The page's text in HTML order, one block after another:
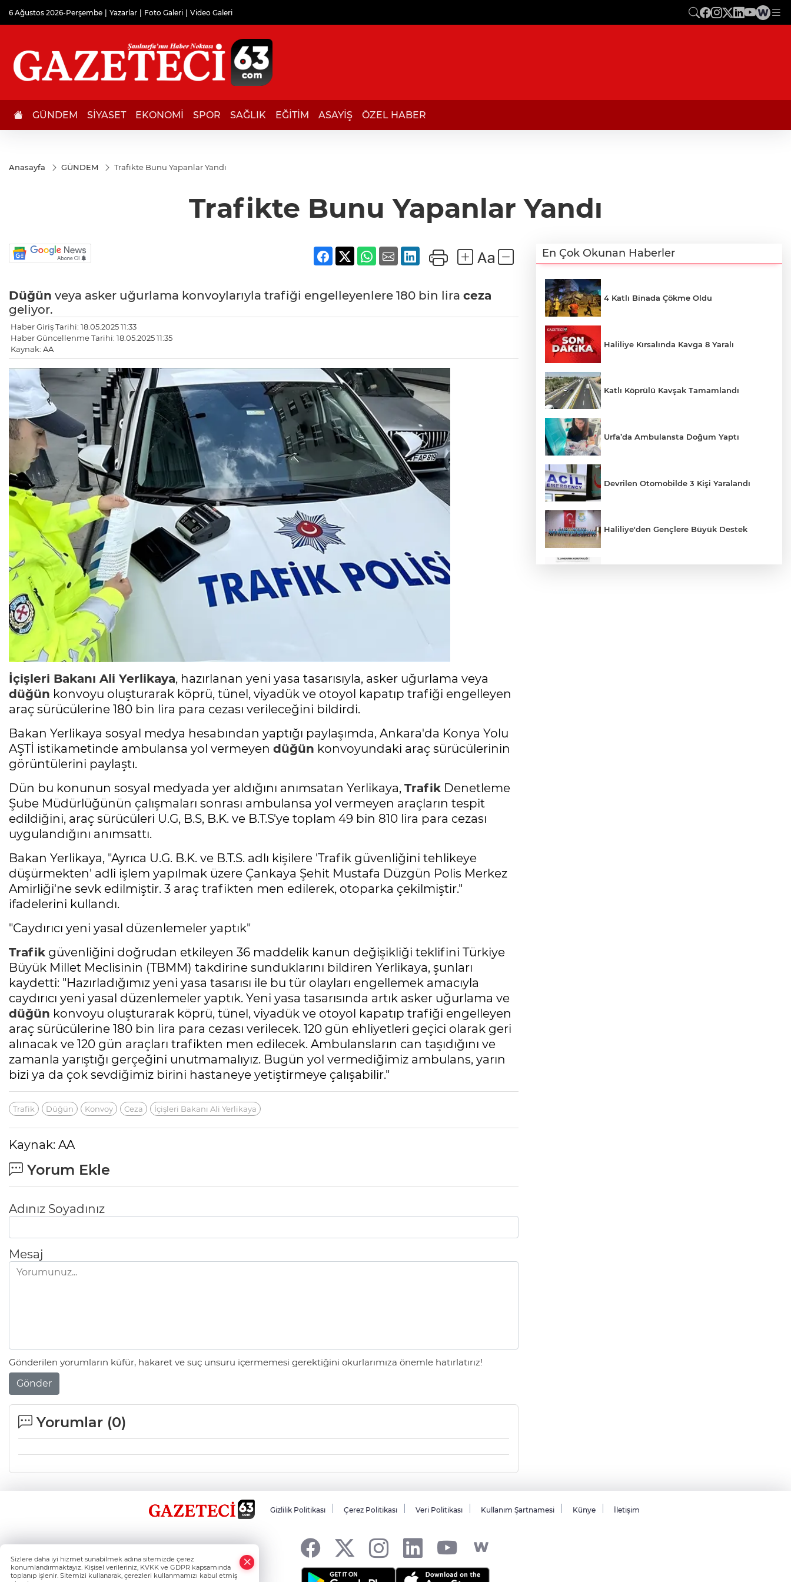
6 Ağustos 2026-Perşembe Yazarlar Foto Galeri Video Galeri
GÜNDEM SİYASET EKONOMİ SPOR SAĞLIK EĞİTİM ASAYİŞ ÖZEL HABER
Anasayfa GÜNDEM Trafikte Bunu Yapanlar Yandı
Trafikte Bunu Yapanlar Yandı
Düğün veya asker uğurlama konvoylarıyla trafiği engelleyenlere 180 bin lira ceza
geliyor.
Haber Giriş Tarihi: 18.05.2025 11:33
Haber Güncellenme Tarihi: 18.05.2025 11:35
Kaynak: AA
İçişleri Bakanı Ali Yerlikaya, hazırlanan yeni yasa tasarısıyla, asker uğurlama veya
düğün konvoyu oluşturarak köprü, tünel, viyadük ve otoyol kapatıp trafiği engelleyen
araç sürücülerine 180 bin lira para cezası verileceğini bildirdi.
Bakan Yerlikaya sosyal medya hesabından yaptığı paylaşımda, Ankara'da Konya Yolu
AŞTİ istikametinde ambulansa yol vermeyen düğün konvoyundaki araç sürücülerinin
görüntülerini paylaştı.
Dün bu konunun sosyal medyada yer aldığını anımsatan Yerlikaya, Trafik Denetleme
Şube Müdürlüğünün çalışmaları sonrası ambulansa yol vermeyen araçların tespit
edildiğini, araç sürücüleri U.G, B.S, B.K. ve B.T.S'ye toplam 49 bin 810 lira para cezası
uygulandığını anımsattı.
Bakan Yerlikaya, "Ayrıca U.G. B.K. ve B.T.S. adlı kişilere 'Trafik güvenliğini tehlikeye
düşürmekten' adli işlem yapılmak üzere Çankaya Şehit Mustafa Düzgün Polis Merkez
Amirliği'ne sevk edilmiştir. 3 araç trafikten men edilerek, otoparka çekilmiştir."
ifadelerini kullandı.
"Caydırıcı yeni yasal düzenlemeler yaptık"
Trafik güvenliğini doğrudan etkileyen 36 maddelik kanun değişikliği teklifini Türkiye
Büyük Millet Meclisinin (TBMM) takdirine sunduklarını bildiren Yerlikaya, şunları
kaydetti: "Hazırladığımız yeni yasa tasarısı ile bu tür olayları engellemek amacıyla
caydırıcı yeni yasal düzenlemeler yaptık. Yeni yasa tasarısında artık asker uğurlama ve
düğün konvoyu oluşturarak köprü, tünel, viyadük ve otoyol kapatıp trafiği engelleyen
araç sürücülerine 180 bin lira para cezası verilecek. 120 gün ehliyetleri geçici olarak geri
alınacak ve 120 gün araçları trafikten men edilecek. Ambulansların can taşıdığını ve
zamanla yarıştığı gerçeğini unutmamalıyız. Bugün yol vermediğimiz ambulans, yarın
bizi ya da çok sevdiğimiz birini hastaneye yetiştirmeye çalışabilir."
Trafik Düğün Konvoy Ceza İçişleri Bakanı Ali Yerlikaya
Kaynak: AA
Yorum Ekle
Adınız Soyadınız
Mesaj
Gönderilen yorumların küfür, hakaret ve suç unsuru içermemesi gerektiğini okurlarımıza önemle hatırlatırız!
Gönder
Yorumlar (0)
En Çok Okunan Haberler
4 Katlı Binada Çökme Oldu
Haliliye Kırsalında Kavga 8 Yaralı
Katlı Köprülü Kavşak Tamamlandı
Urfa’da Ambulansta Doğum Yaptı
Devrilen Otomobilde 3 Kişi Yaralandı
Haliliye'den Gençlere Büyük Destek
Gizlilik Politikası Çerez Politikası Veri Politikası Kullanım Şartnamesi Künye İletişim
Sizlere daha iyi hizmet sunabilmek adına sitemizde çerez
konumlandırmaktayız. Kişisel verileriniz, KVKK ve GDPR kapsamında
toplanıp işlenir. Sitemizi kullanarak, çerezleri kullanmamızı kabul etmiş
Whatsapp